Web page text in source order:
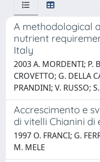
A methodological
nutrient
Italy
2003 A. MORDENTI; P.
CROVETTO; G. DELLA
PRANDINI; V. RUSSO;
Accrescimento e
di vitelli Chianini di
1997 O. FRANCI; G.
M. MELE